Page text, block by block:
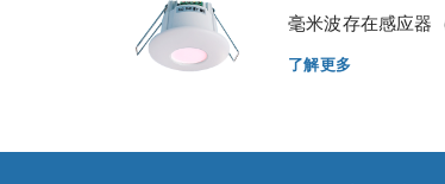
毫米波存在感应器
了解更多